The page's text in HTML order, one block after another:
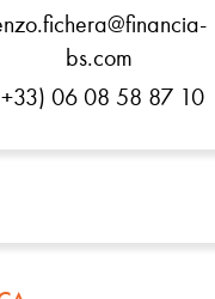
bs.com
06 08 58 87 10